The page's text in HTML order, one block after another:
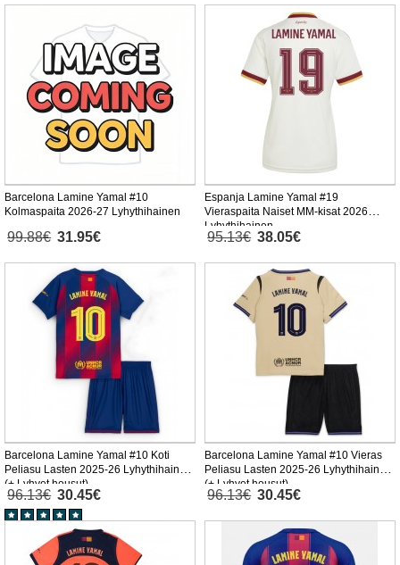
Barcelona Lamine Yamal #10
Kolmaspaita 2026-27 Lyhythihainen
99.88€ 31.95€
Espanja Lamine Yamal #19
Vieraspaita Naiset MM-kisat 2026
Lyhythihainen
95.13€ 38.05€
Barcelona Lamine Yamal #10 Koti
Peliasu Lasten 2025-26 Lyhythihainen
(+ Lyhyet housut)
96.13€ 30.45€
Barcelona Lamine Yamal #10 Vieras
Peliasu Lasten 2025-26 Lyhythihainen
(+ Lyhyet housut)
96.13€ 30.45€